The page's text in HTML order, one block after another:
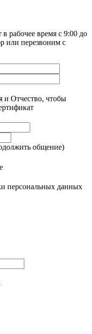
рабочее время c 9:00 до
перезвоним с
Отчество, чтобы
общение)
персональных данных